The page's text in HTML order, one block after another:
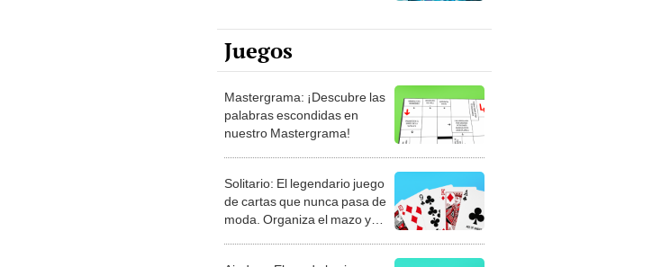
Juegos
Mastergrama: ¡Descubre las
palabras escondidas en
nuestro Mastergrama!
Solitario: El legendario juego
de cartas que nunca pasa de
moda. Organiza el mazo y